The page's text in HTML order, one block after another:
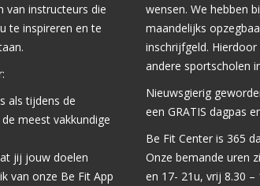
van instructeurs die
te inspireren en te
als tijdens de
meest vakkundige
jij jouw doelen
van onze Be Fit App
wensen. We hebben
maandelijks
inschrijfgeld.
andere sportscholen
Nieuwsgierig
een GRATIS dagpas
Be Fit Center is 365
Onze bemande uren
en 17- 21u, vrij 8.30 –